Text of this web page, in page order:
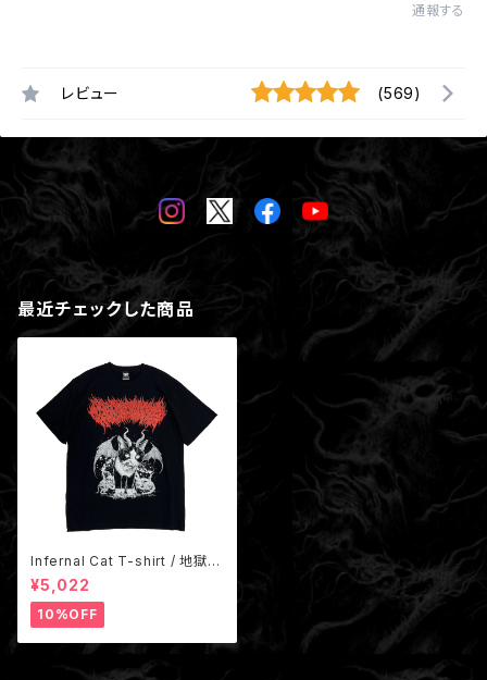
通報する
レビュー (569)
最近チェックした商品
Infernal Cat T-shirt / 地獄猫
Red
¥5,022
10%OFF